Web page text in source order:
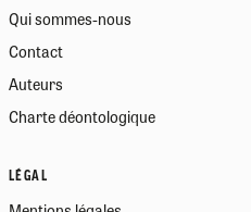
Qui sommes-nous
Contact
Auteurs
Charte déontologique
LÉGAL